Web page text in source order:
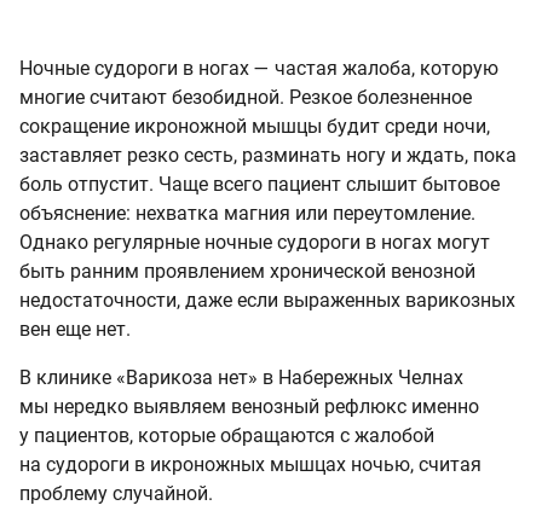
Ночные судороги в ногах — частая жалоба, которую
многие считают безобидной. Резкое болезненное
сокращение икроножной мышцы будит среди ночи,
заставляет резко сесть, разминать ногу и ждать, пока
боль отпустит. Чаще всего пациент слышит бытовое
объяснение: нехватка магния или переутомление.
Однако регулярные ночные судороги в ногах могут
быть ранним проявлением хронической венозной
недостаточности, даже если выраженных варикозных
вен еще нет.
В клинике «Варикоза нет» в Набережных Челнах
мы нередко выявляем венозный рефлюкс именно
у пациентов, которые обращаются с жалобой
на судороги в икроножных мышцах ночью, считая
проблему случайной.